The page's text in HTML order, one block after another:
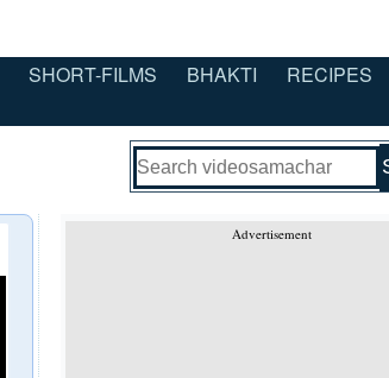
SHORT-FILMS BHAKTI
RECIPES
Advertisement